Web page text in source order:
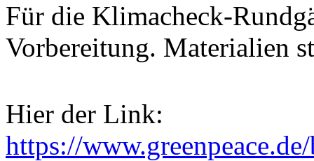
Für die Klimacheck-
Vorbereitung. Materialien
Hier der Link:
https://